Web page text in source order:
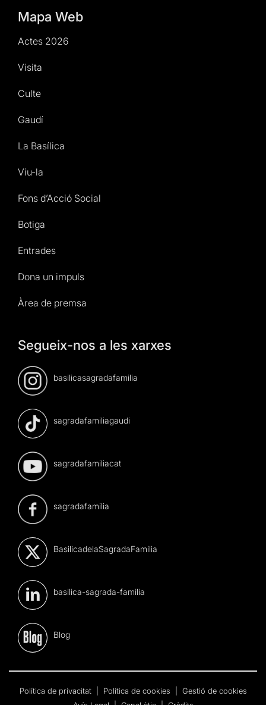
Mapa Web
Actes 2026
Visita
Culte
Gaudí
La Basílica
Viu-la
Fons d’Acció Social
Botiga
Entrades
Dona un impuls
Àrea de premsa
Segueix-nos a les xarxes
basilicasagradafamilia
sagradafamiliagaudi
sagradafamiliacat
sagradafamilia
BasilicadelaSagradaFamilia
basilica-sagrada-familia
Blog
Política de privacitat Política de cookies
Gestió de cookies